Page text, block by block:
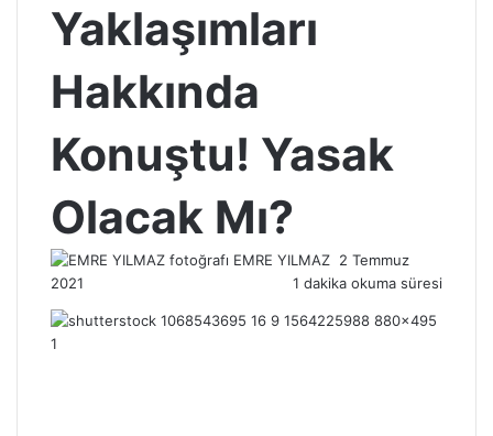
Yaklaşımları
Hakkında
Konuştu! Yasak
Olacak Mı?
EMRE YILMAZ Bir
e-
göndermek
2 Temmuz
2021
1 dakika okuma süresi